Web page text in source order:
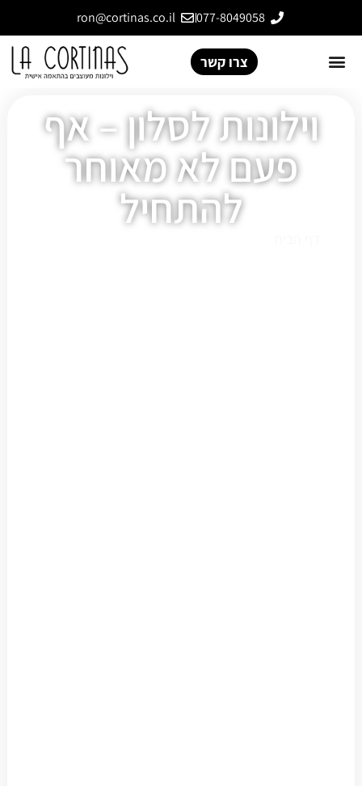
077-8049058
ron@cortinas.co.il
צרו קשר
וילונות לסלון – אף
פעם לא מאוחר
להתחיל